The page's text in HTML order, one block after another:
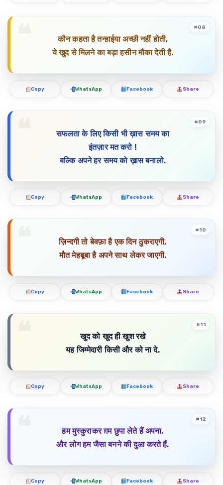
कौन कहता है तन्हाईया अच्छी नहीं होती,
ये खुद से मिलने का बड़ा हसीन मौका देती है.
#08
Copy WhatsApp Facebook Share
सफलता के लिए किसी भी ख़ास समय का
इंतज़ार मत करो !
बल्कि अपने हर समय को ख़ास बनालो.
#09
Copy WhatsApp Facebook Share
ज़िन्दगी तो बेवफ़ा है एक दिन ठुकराएगी,
मौत मेहबूबा है अपने साथ लेकर जाएगी.
#10
Copy WhatsApp Facebook Share
खुद को खुद ही खुश रखे
यह जिम्मेदारी किसी और को ना दे.
#11
Copy WhatsApp Facebook Share
हम मुस्कुराकर ग़म छुपा लेते हैं अपना,
और लोग हम जैसा बनने की दुआ करते हैं.
#12
Copy WhatsApp Facebook Share